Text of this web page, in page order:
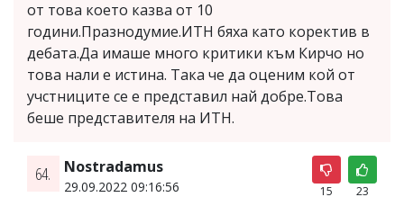
от това което казва от 10
години.Празнодумие.ИТН бяха като коректив в
дебата.Да имаше много критики към Кирчо но
това нали е истина. Така че да оценим кой от
учстниците се е представил най добре.Това
беше представителя на ИТН.
64. Nostradamus
29.09.2022 09:16:56 15 23